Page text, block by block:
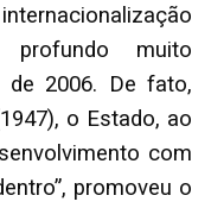
muito
de 2006. De fato,
o Estado, ao
com
promoveu o